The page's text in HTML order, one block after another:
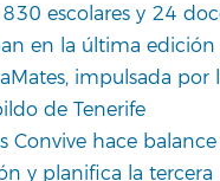
escolares y 24
en la última edición
impulsada por
de Tenerife
Convive hace
y planifica la tercera